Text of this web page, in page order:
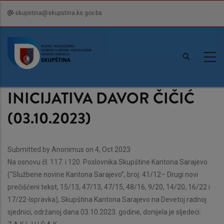
content
skupstina@skupstina.ks.gov.ba
INICIJATIVA DAVOR ČIČIĆ
(03.10.2023)
Submitted by Anonimus on 4, Oct 2023
Na osnovu čl. 117. i 120. Poslovnika Skupštine Kantona Sarajevo
(“Službene novine Kantona Sarajevo”, broj: 41/12– Drugi novi
prečišćeni tekst, 15/13, 47/13, 47/15, 48/16, 9/20, 14/20, 16/22 i
17/22-Ispravka), Skupština Kantona Sarajevo na Devetoj radnoj
sjednici, održanoj dana 03.10.2023. godine, donijela je sljedeći: